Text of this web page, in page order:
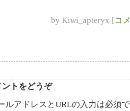
by Kiwi_apteryx [コ
ントをどうぞ
ルアドレスとURLの入力は必須